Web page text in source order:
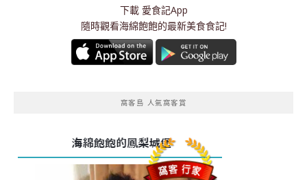
下載 愛食記App
隨時觀看海綿飽飽的最新美食食記!
窩客島 人氣窩客賞